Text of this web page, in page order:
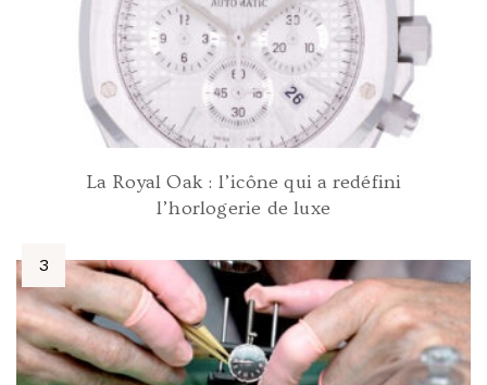
La Royal Oak : l’icône qui a redéfini
l’horlogerie de luxe